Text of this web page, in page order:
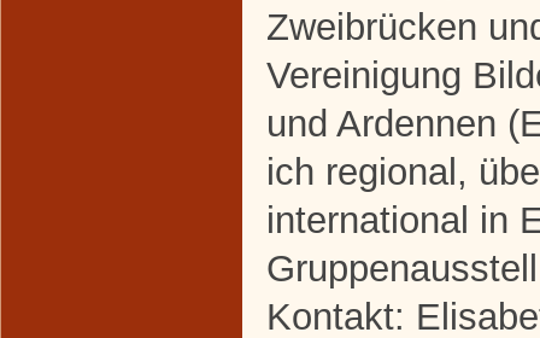
Zweibrücken
Vereinigung
und Ardennen
ich regional,
international in
Kontakt: